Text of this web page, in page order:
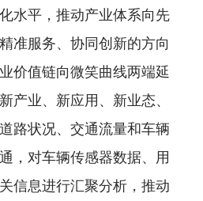
水平，推动产业体系向先
准服务、协同创新的方向
价值链向微笑曲线两端延
产业、新应用、新业态、
路状况、交通流量和车辆
，对车辆传感器数据、用
信息进行汇聚分析，推动